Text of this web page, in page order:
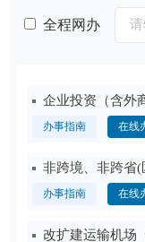
全程网办